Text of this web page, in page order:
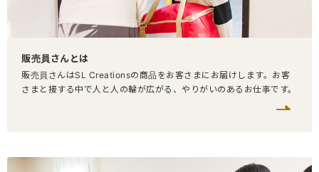
販売員さんとは
販売員さんはSL Creationsの商品をお客さまにお届けします。お客
さまと接する中で人と人の輪が広がる、やりがいのあるお仕事です。